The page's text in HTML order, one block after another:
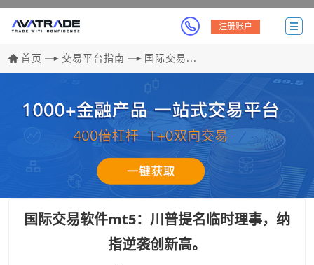
注册账户
首页 交易平台指南 国际交易...
国际交易软件mt5：川普提名临时理事，纳
指逆袭创新高。